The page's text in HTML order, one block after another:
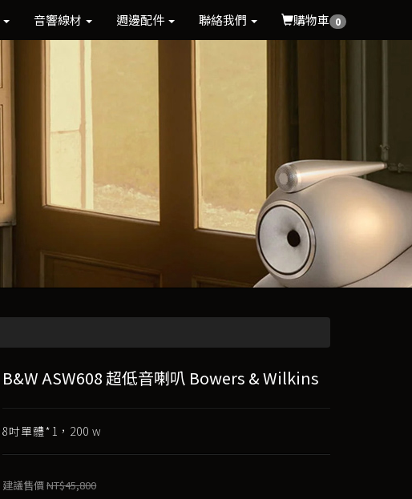
音響線材 週邊配件 聯絡我們 購物車 0
B&W ASW608 超低音喇叭 Bowers & Wilkins
8吋單體*1，200 w
建議售價NT$45,800